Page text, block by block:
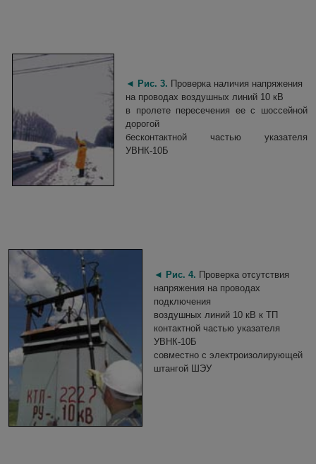
◄ Рис. 3. Проверка наличия напряжения
на проводах воздушных линий 10 кВ
в пролете пересечения ее с шоссейной
дорогой
бесконтактной частью указателя
УВНК-10Б
◄ Рис. 4. Проверка отсутствия
напряжения на проводах
подключения
воздушных линий 10 кВ к ТП
контактной частью указателя
УВНК-10Б
совместно с электроизолирующей
штангой ШЭУ